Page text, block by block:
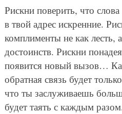
Рискни поверить, что
в твой адрес искренние.
комплименты не как лесть,
достоинств. Рискни
появится новый вызов…
обратная связь будет
что ты заслуживаешь
будет таять с каждым